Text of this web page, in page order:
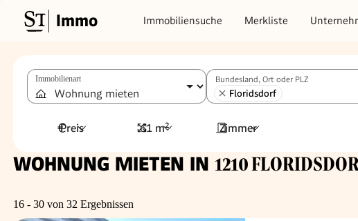
Immo Immobiliensuche Merkliste
Immobilienart Bundesland, Ort oder PLZ
Floridsdorf
Preis 61 m² Zimmer
WOHNUNG MIETEN IN 1210
16 - 30 von 32 Ergebnissen